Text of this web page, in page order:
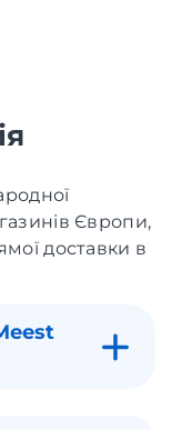
Європи,
доставки в